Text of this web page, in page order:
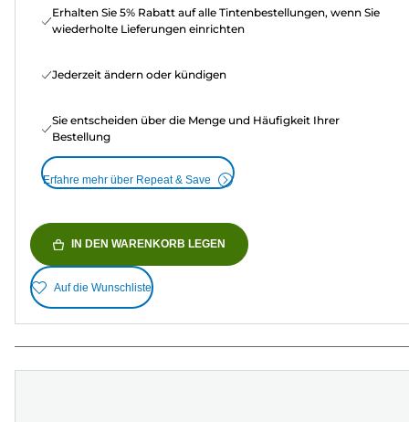
Erhalten Sie 5% Rabatt auf alle Tintenbestellungen, wenn Sie
wiederholte Lieferungen einrichten
Jederzeit ändern oder kündigen
Sie entscheiden über die Menge und Häufigkeit Ihrer
Bestellung
Erfahre mehr über Repeat & Save
IN DEN WARENKORB LEGEN
Auf die Wunschliste